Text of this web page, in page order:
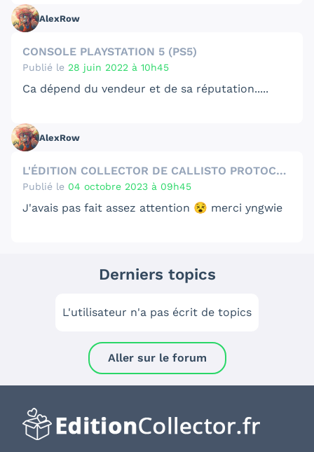
AlexRow
CONSOLE PLAYSTATION 5 (PS5)
Publié le 28 juin 2022 à 10h45
Ca dépend du vendeur et de sa réputation.....
AlexRow
L'ÉDITION COLLECTOR DE CALLISTO PROTOCOL EST EN PROMO
Publié le 04 octobre 2023 à 09h45
J'avais pas fait assez attention 😵 merci yngwie
Derniers topics
L'utilisateur n'a pas écrit de topics
Aller sur le forum